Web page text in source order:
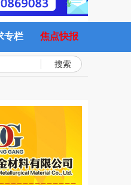
专栏 焦点快报
搜索